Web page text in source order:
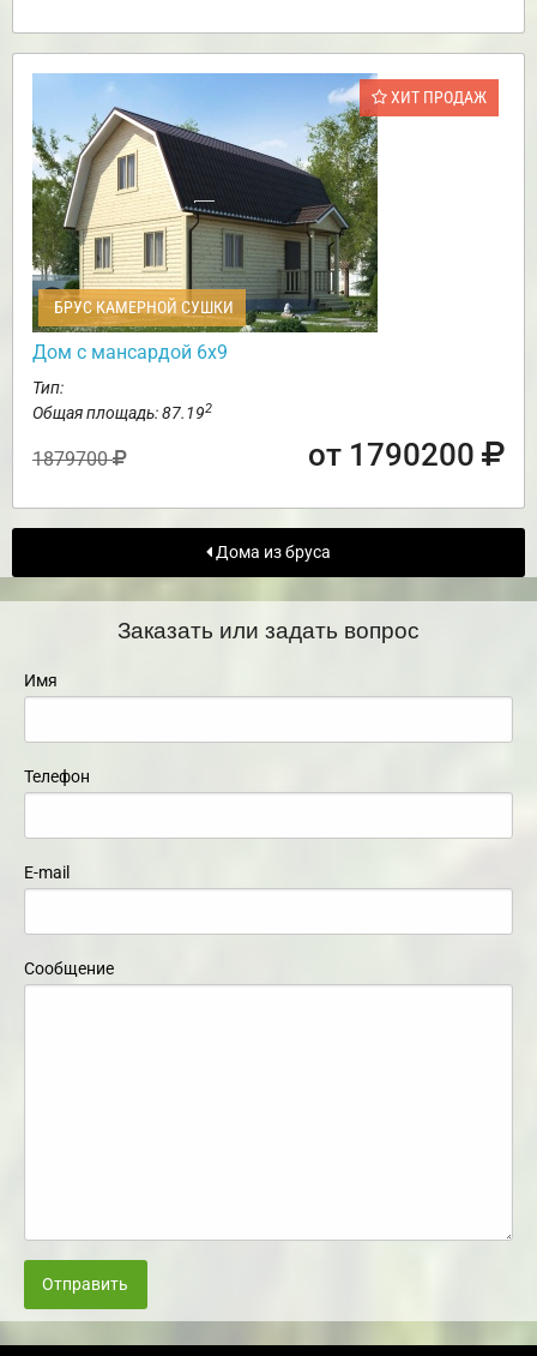
ХИТ ПРОДАЖ
БРУС КАМЕРНОЙ СУШКИ
Дом с мансардой 6х9
Тип:
Общая площадь: 87.192
1879700 от 1790200
Дома из бруса
Заказать или задать вопрос
Имя
Телефон
E-mail
Сообщение
Отправить